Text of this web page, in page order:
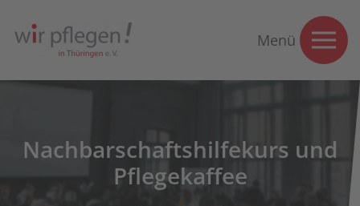
Menü
Nachbarschaftshilfekurs und
Pflegekaffee